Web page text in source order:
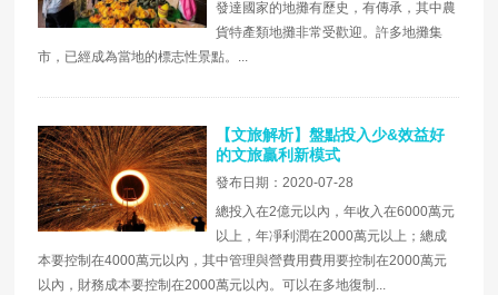
發達國家的地攤有歷史，有傳承，其中農
貨特產類地攤非常受歡迎。許多地攤集
市，已經成為當地的標志性景點。...
【文旅解析】盤點投入少&效益好
的文旅贏利新模式
發布日期：2020-07-28
總投入在2億元以內，年收入在6000萬元
以上，年凈利潤在2000萬元以上；總成
本要控制在4000萬元以內，其中管理與營費用費用要控制在2000萬元
以內，財務成本要控制在2000萬元以內。可以在多地復制...